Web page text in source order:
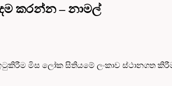
කරන්න – නාමල්
මිස ලෝක සිතියමේ ලංකාව ස්ථානගත